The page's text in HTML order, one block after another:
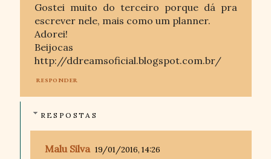
Gostei muito do terceiro porque dá pra
escrever nele, mais como um planner.
Adorei!
Beijocas
http://ddreamsoficial.blogspot.com.br/
RESPONDER
RESPOSTAS
Malu Silva 19/01/2016, 14:26